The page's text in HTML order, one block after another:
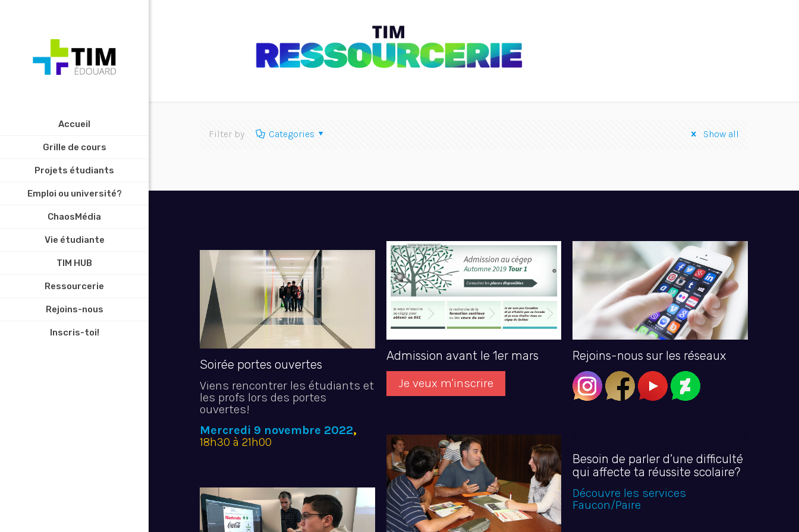
Accueil
Grille de cours
Projets étudiants
Emploi ou université?
ChaosMédia
Vie étudiante
TIM HUB
Ressourcerie
Rejoins-nous
Inscris-toi!
Filter by Categories Show all
Soirée portes ouvertes
Viens rencontrer les étudiants et
les profs lors des portes
ouvertes!
Mercredi 9 novembre 2022,
18h30 à 21h00
Admission avant le 1er mars
Je veux m'inscrire
Rejoins-nous sur les réseaux
Besoin de parler d’une difficulté
qui affecte ta réussite scolaire?
Découvre les services
Faucon/Paire